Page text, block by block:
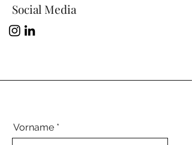
Social Media
Vorname